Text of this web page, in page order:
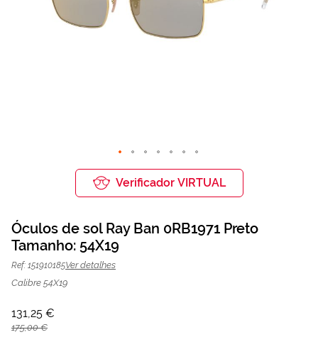
Óculos de sol Ray Ban 0RB1971 Preto
| Mais Optica
Galeria
de
imagens
Verificador VIRTUAL
Óculos de sol Ray Ban 0RB1971 Preto
Tamanho: 54X19
Ref: 151910185Ver detalhes
Calibre 54X19
131,25 €
175,00 €